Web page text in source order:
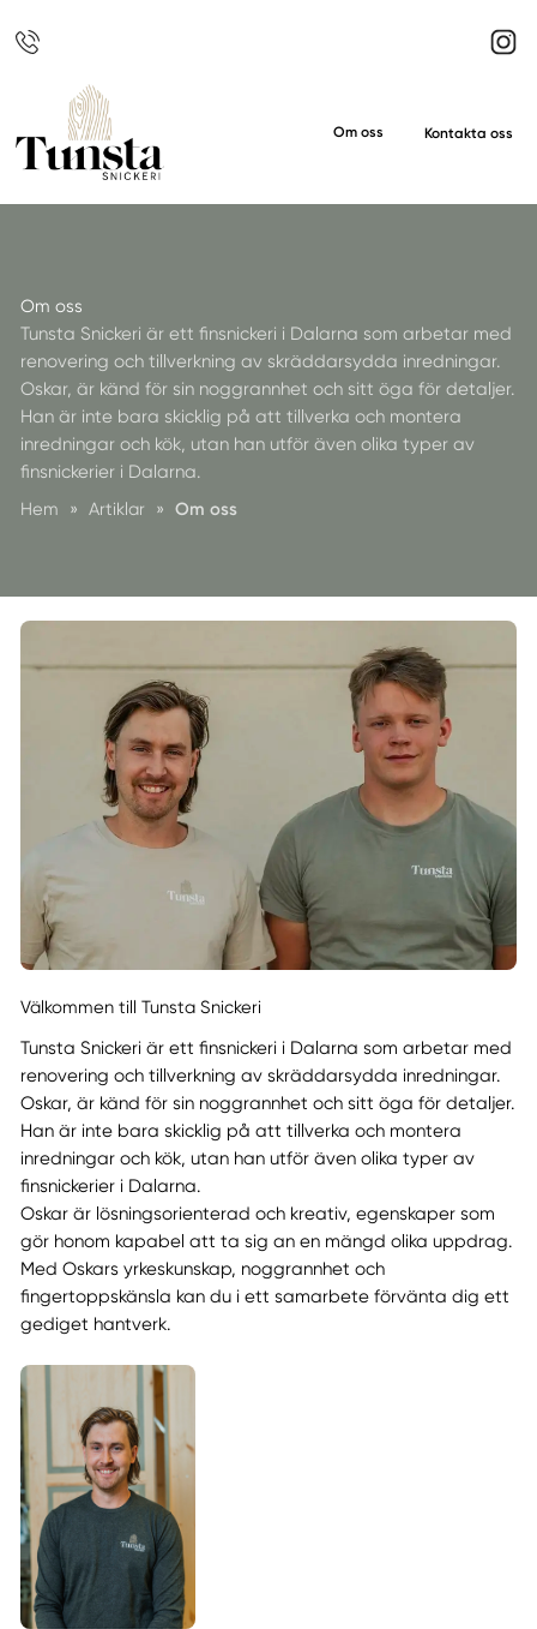
Om oss Kontakta oss
Om oss
Tunsta Snickeri är ett finsnickeri i Dalarna som arbetar med
renovering och tillverkning av skräddarsydda inredningar.
Oskar, är känd för sin noggrannhet och sitt öga för detaljer.
Han är inte bara skicklig på att tillverka och montera
inredningar och kök, utan han utför även olika typer av
finsnickerier i Dalarna.
Hem
» Artiklar » Om oss
Välkommen till Tunsta Snickeri
Tunsta Snickeri är ett finsnickeri i Dalarna som arbetar med
renovering och tillverkning av skräddarsydda inredningar.
Oskar, är känd för sin noggrannhet och sitt öga för detaljer.
Han är inte bara skicklig på att tillverka och montera
inredningar och kök, utan han utför även olika typer av
finsnickerier i Dalarna.
Oskar är lösningsorienterad och kreativ, egenskaper som
gör honom kapabel att ta sig an en mängd olika uppdrag.
Med Oskars yrkeskunskap, noggrannhet och
fingertoppskänsla kan du i ett samarbete förvänta dig ett
gediget hantverk.